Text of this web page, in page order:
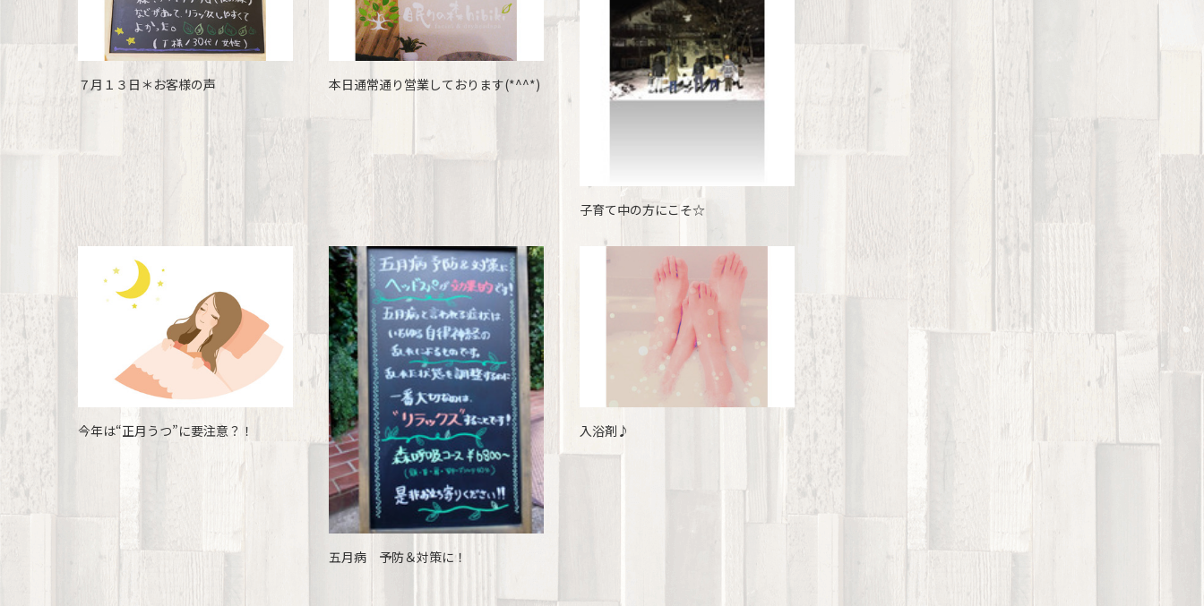
７月１３日＊お客様の声 本日通常通り営業しております(*^^*)
子育て中の方にこそ☆
今年は“正月うつ”に要注意？！
五月病 予防＆対策に！
入浴剤♪